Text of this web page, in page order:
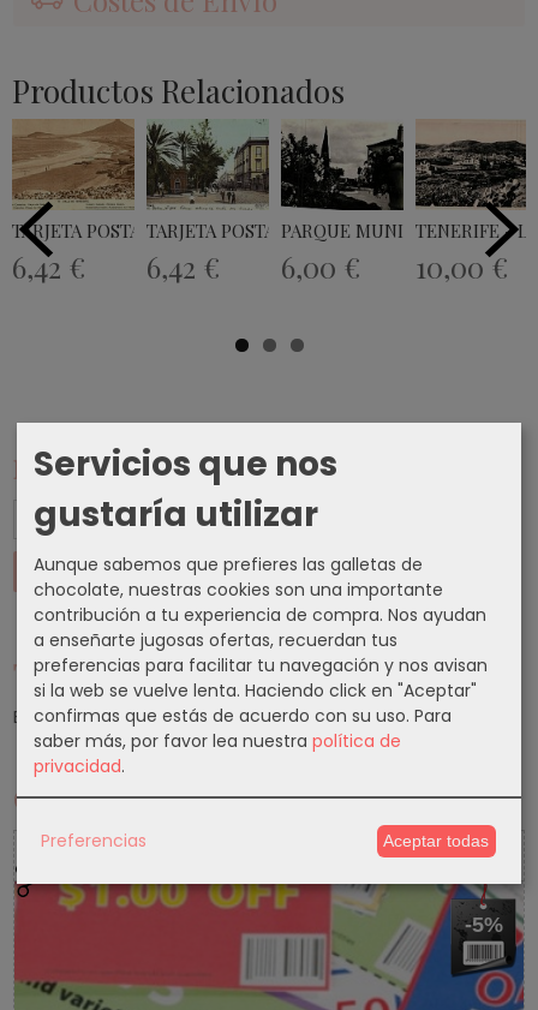
Marcas
Tu Carrito (0)
El carrito de la compra está vacío
Cupones
-5%
Productos Relacionados
TARJETA POSTAL ISLA DE TENERIFE EL...
6,42 €
TARJETA POSTAL PARQUE Y CAPITANIA...
6,42 €
PARQUE MUNICIPAL DE
6,00 € 10,00 €
Servicios que nos
gustaría utilizar
Aunque sabemos que prefieres las galletas de
chocolate, nuestras cookies son una importante
contribución a tu experiencia de compra. Nos ayudan
a enseñarte jugosas ofertas, recuerdan tus
preferencias para facilitar tu navegación y nos avisan
si la web se vuelve lenta. Haciendo click en "Aceptar"
confirmas que estás de acuerdo con su uso. Para
saber más, por favor lea nuestra política de
privacidad.
Preferencias Aceptar todas